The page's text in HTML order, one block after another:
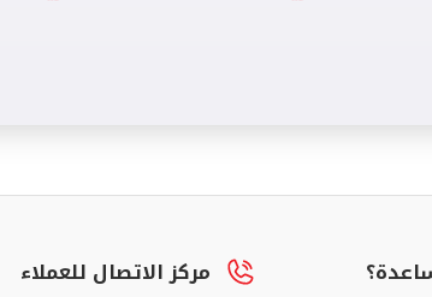
مركز الاتصال للعملاء